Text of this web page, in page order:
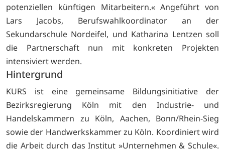
potenziellen künftigen Mitarbeitern.« Angeführt von
Lars Jacobs, Berufswahlkoordinator an der
Sekundarschule Nordeifel, und Katharina Lentzen soll
die Partnerschaft nun mit konkreten Projekten
intensiviert werden.
Hintergrund
KURS ist eine gemeinsame Bildungsinitiative der
Bezirksregierung Köln mit den Industrie- und
Handelskammern zu Köln, Aachen, Bonn/Rhein-Sieg
sowie der Handwerkskammer zu Köln. Koordiniert wird
die Arbeit durch das Institut »Unternehmen & Schule«.